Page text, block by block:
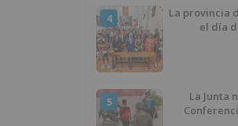
4
La provincia
el día
5
La Junta